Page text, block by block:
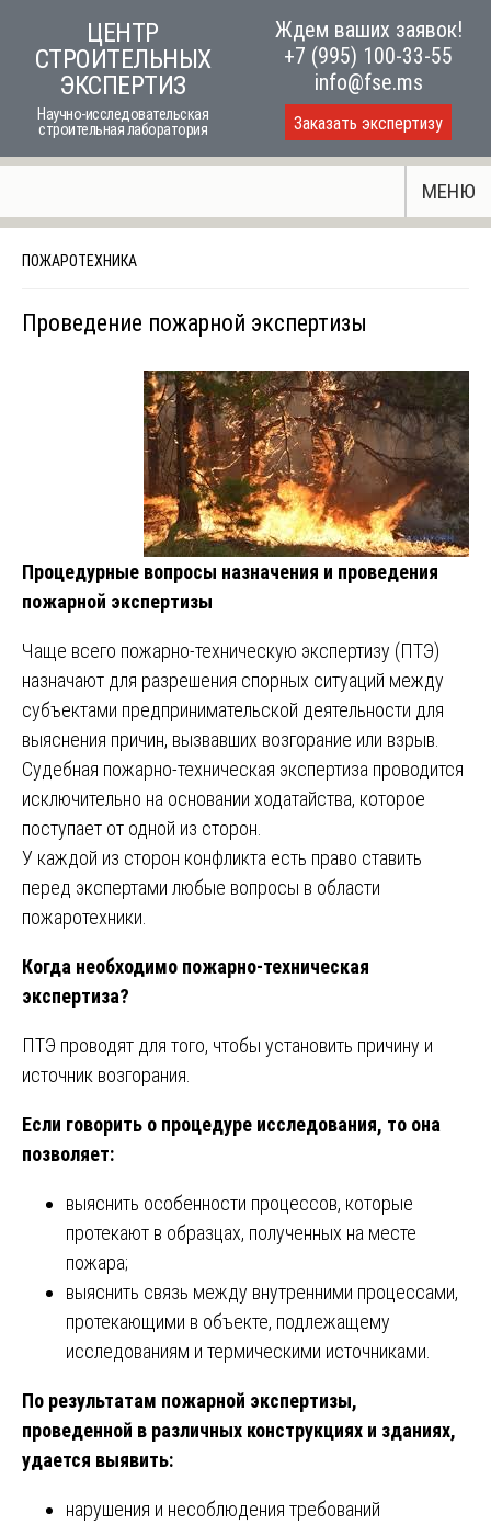
content
ЦЕНТР
СТРОИТЕЛЬНЫХ
ЭКСПЕРТИЗ
Научно-исследовательская
строительная лаборатория
Ждем ваших заявок!
+7 (995) 100-33-55
info@fse.ms
Заказать экспертизу
МЕНЮ
ПОЖАРОТЕХНИКА
Проведение пожарной экспертизы
Процедурные вопросы назначения и проведения
пожарной экспертизы
Чаще всего пожарно-техническую экспертизу (ПТЭ)
назначают для разрешения спорных ситуаций между
субъектами предпринимательской деятельности для
выяснения причин, вызвавших возгорание или взрыв.
Судебная пожарно-техническая экспертиза проводится
исключительно на основании ходатайства, которое
поступает от одной из сторон.
У каждой из сторон конфликта есть право ставить
перед экспертами любые вопросы в области
пожаротехники.
Когда необходимо пожарно-техническая
экспертиза?
ПТЭ проводят для того, чтобы установить причину и
источник возгорания.
Если говорить о процедуре исследования, то она
позволяет:
выяснить особенности процессов, которые
протекают в образцах, полученных на месте
пожара;
выяснить связь между внутренними процессами,
протекающими в объекте, подлежащему
исследованиям и термическими источниками.
По результатам пожарной экспертизы,
проведенной в различных конструкциях и зданиях,
удается выявить:
нарушения и несоблюдения требований